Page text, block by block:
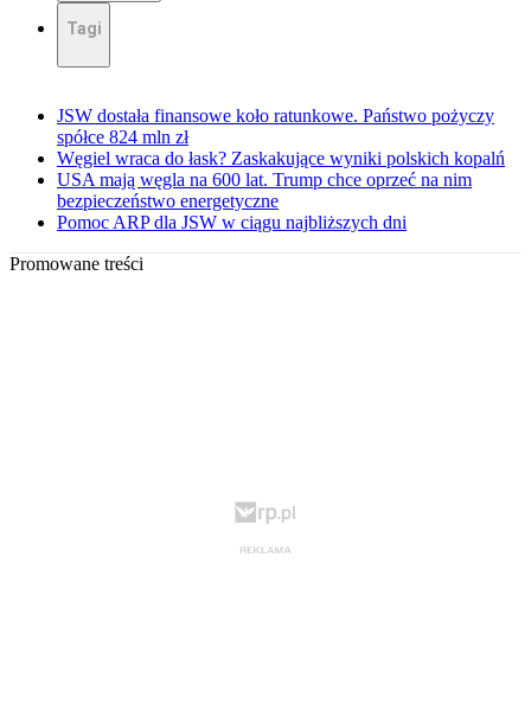
Tagi
JSW dostała finansowe koło ratunkowe. Państwo pożyczy
spółce 824 mln zł
Węgiel wraca do łask? Zaskakujące wyniki polskich kopalń
USA mają węgla na 600 lat. Trump chce oprzeć na nim
bezpieczeństwo energetyczne
Pomoc ARP dla JSW w ciągu najbliższych dni
Promowane treści